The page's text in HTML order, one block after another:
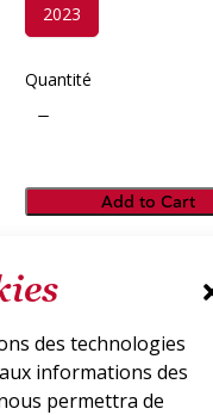
des technologies
informations des
permettra de
S
c
A
2023
Quantité
Add to Cart